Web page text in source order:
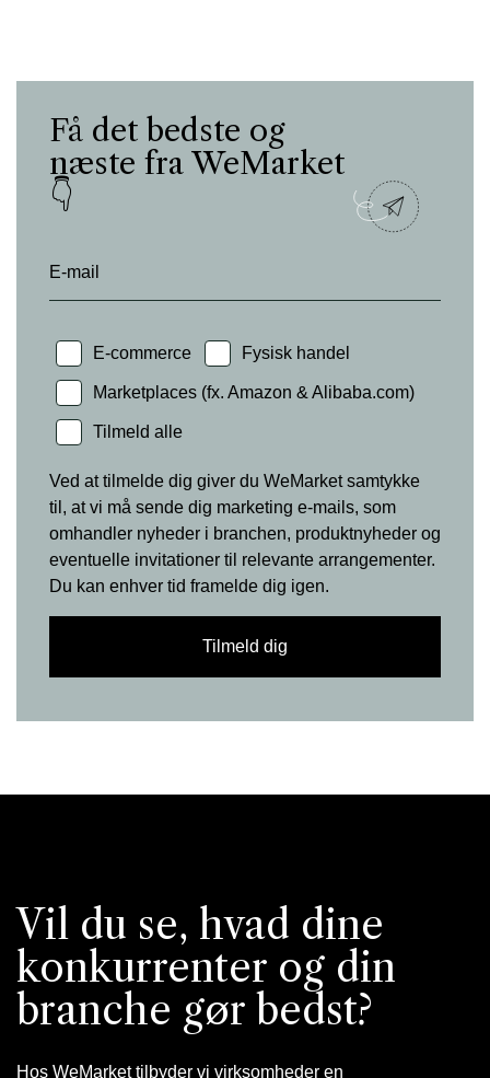
Få det bedste og
næste fra WeMarket
👇
E-mail
E-commerce Fysisk handel
Marketplaces (fx. Amazon & Alibaba.com)
Tilmeld alle
Ved at tilmelde dig giver du WeMarket samtykke
til, at vi må sende dig marketing e-mails, som
omhandler nyheder i branchen, produktnyheder og
eventuelle invitationer til relevante arrangementer.
Du kan enhver tid framelde dig igen.
Vil du se, hvad dine
konkurrenter og din
branche gør bedst?
Hos WeMarket tilbyder vi virksomheder en